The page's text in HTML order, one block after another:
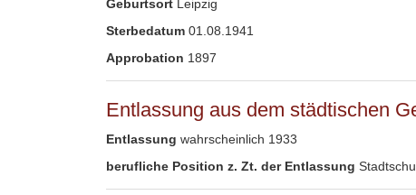
Geburtsort Leipzig
Sterbedatum 01.08.1941
Approbation 1897
Entlassung aus dem städtischen
Entlassung wahrscheinlich 1933
berufliche Position z. Zt. der Entlassung